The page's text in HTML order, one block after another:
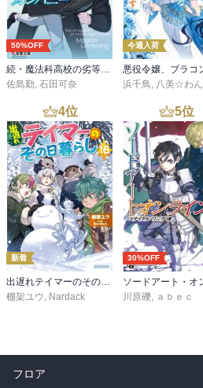
50%OFF
続・魔法科高校の劣等生 メイジアン・カンパニー(11)
佐島勤, 石田可奈
今週入荷
浜千鳥, 八美☆わん
4位
新着
棚架ユウ Nardack
5位
30%OFF
川原礫
ａｂｅｃ
フロア